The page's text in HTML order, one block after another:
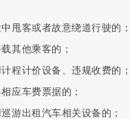
甩客或者故意绕道行驶的；
其他乘客的；
程计价设备、违规收费的；
应车费票据的；
游出租汽车相关设备的；